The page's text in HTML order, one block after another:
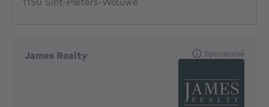
James Realty Sponsorisé